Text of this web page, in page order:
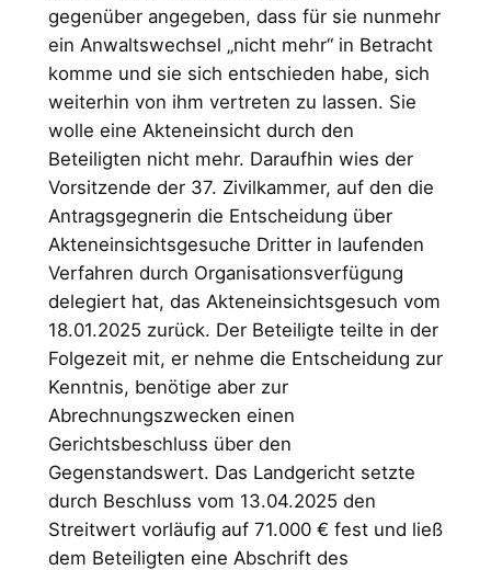
gegenüber angegeben, dass für sie nunmehr
ein Anwaltswechsel „nicht mehr“ in Betracht
komme und sie sich entschieden habe, sich
weiterhin von ihm vertreten zu lassen. Sie
wolle eine Akteneinsicht durch den
Beteiligten nicht mehr. Daraufhin wies der
Vorsitzende der 37. Zivilkammer, auf den die
Antragsgegnerin die Entscheidung über
Akteneinsichtsgesuche Dritter in laufenden
Verfahren durch Organisationsverfügung
delegiert hat, das Akteneinsichtsgesuch vom
18.01.2025 zurück. Der Beteiligte teilte in der
Folgezeit mit, er nehme die Entscheidung zur
Kenntnis, benötige aber zur
Abrechnungszwecken einen
Gerichtsbeschluss über den
Gegenstandswert. Das Landgericht setzte
durch Beschluss vom 13.04.2025 den
Streitwert vorläufig auf 71.000 € fest und ließ
dem Beteiligten eine Abschrift des